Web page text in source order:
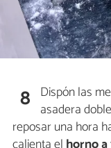
8 Dispón las
asadera
reposar una hora